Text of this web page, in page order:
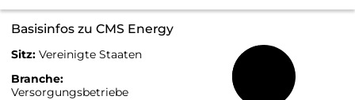
Basisinfos zu CMS Energy
Sitz: Vereinigte Staaten
Branche:
Versorgungsbetriebe